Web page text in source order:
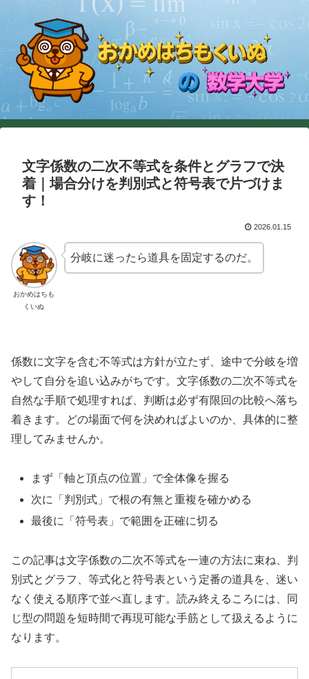
文字係数の二次不等式を条件とグラフで決
着｜場合分けを判別式と符号表で片づけま
す！
2026.01.15
おかめはちも
くいぬ
分岐に迷ったら道具を固定するのだ。
係数に文字を含む不等式は方針が立たず、途中で分岐を増
やして自分を追い込みがちです。文字係数の二次不等式を
自然な手順で処理すれば、判断は必ず有限回の比較へ落ち
着きます。どの場面で何を決めればよいのか、具体的に整
理してみませんか。
まず「軸と頂点の位置」で全体像を握る
次に「判別式」で根の有無と重複を確かめる
最後に「符号表」で範囲を正確に切る
この記事は文字係数の二次不等式を一連の方法に束ね、判
別式とグラフ、等式化と符号表という定番の道具を、迷い
なく使える順序で並べ直します。読み終えるころには、同
じ型の問題を短時間で再現可能な手筋として扱えるように
なります。